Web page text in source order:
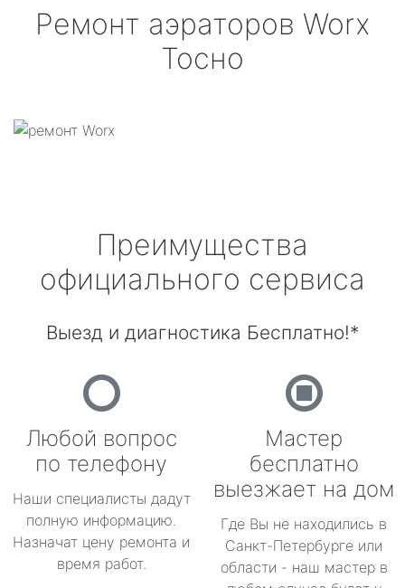
Ремонт аэраторов Worx
Тосно
Преимущества
официального сервиса
Выезд и диагностика Бесплатно!*
Любой вопрос
по телефону
Наши специалисты дадут
полную информацию.
Назначат цену ремонта и
время работ.
Мастер
бесплатно
выезжает на дом
Где Вы не находились в
Санкт-Петербурге или
области - наш мастер в